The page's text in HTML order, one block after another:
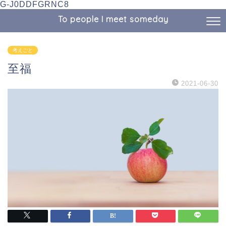
G-J0DDFGRNC8
To people I meet someday
考えごと
至福
2021-06-30